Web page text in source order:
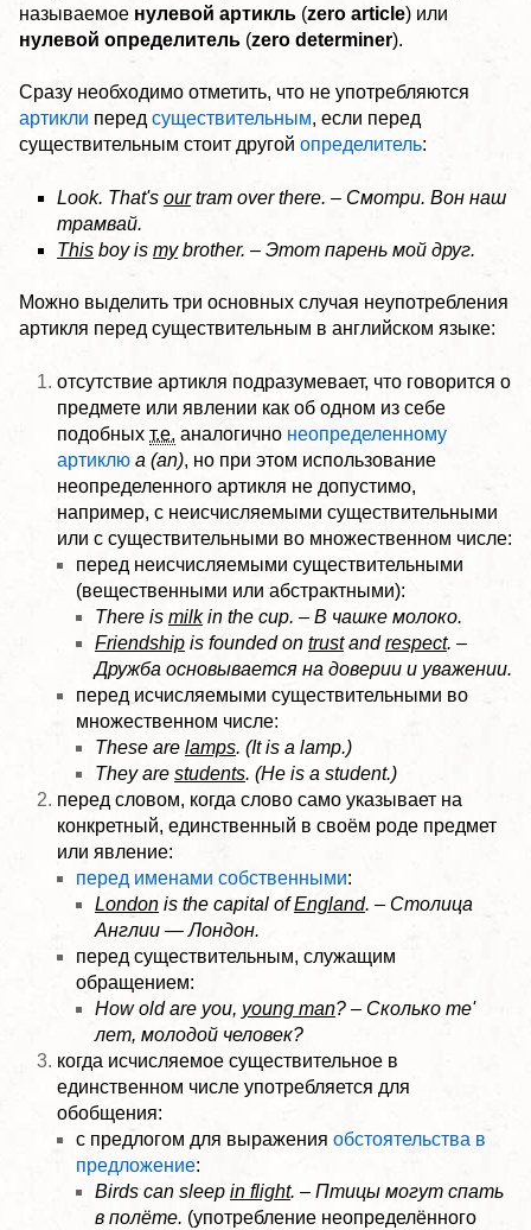
называемое нулевой артикль (zero article) или
нулевой определитель (zero determiner).
Сразу необходимо отметить, что не употребляются
артикли перед существительным, если перед
существительным стоит другой определитель:
Look. That's ourtram over there. – Смотри. Вон наш
трамвай.
This boy is mybrother. – Этот парень мой друг.
Можно выделить три основных случая неупотребления
артикля перед существительным в английском языке:
отсутствие артикля подразумевает, что говорится о
предмете или явлении как об одном из себе
подобных т.е. аналогично неопределенному
артиклю a (an), но при этом использование
неопределенного артикля не допустимо,
например, с неисчисляемыми существительными
или с существительными во множественном числе:
перед неисчисляемыми существительными
(вещественными или абстрактными):
There is milkin the cup. – В чашке молоко.
Friendship is founded on trustandrespect. –
Дружба основывается на доверии и уважении.
перед исчисляемыми существительными во
множественном числе:
These are lamps. (It is a lamp.)
They are students. (He is a student.)
перед словом, когда слово само указывает на
конкретный, единственный в своём роде предмет
или явление:
перед именами собственными:
London is the capital ofEngland. – Столица
Англии — Лондон.
перед существительным, служащим
обращением:
How old are you, young man? – Сколько те'
лет, молодой человек?
когда исчисляемое существительное в
единственном числе употребляется для
обобщения:
с предлогом для выражения обстоятельства в
предложение:
Birds can sleep in flight. – Птицы могут спать
в полёте. (употребление неопределённого